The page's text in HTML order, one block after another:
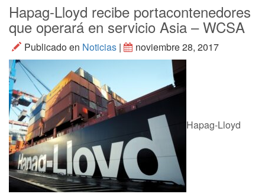
Hapag-Lloyd recibe portacontenedores
que operará en servicio Asia – WCSA
Publicado en Noticias | noviembre 28, 2017
Hapag-Lloyd